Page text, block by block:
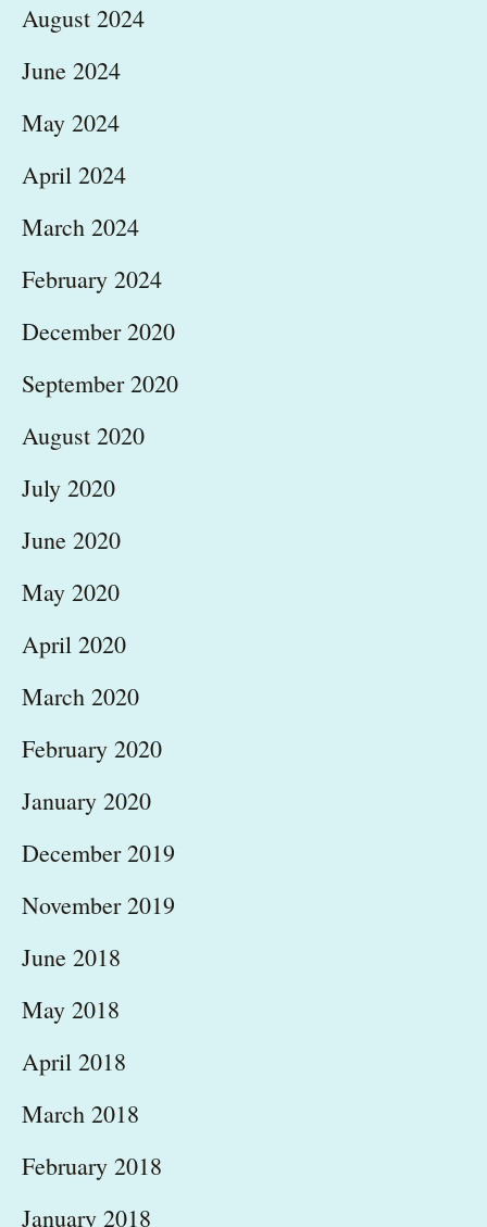
August 2024
June 2024
May 2024
April 2024
March 2024
February 2024
December 2020
September 2020
August 2020
July 2020
June 2020
May 2020
April 2020
March 2020
February 2020
January 2020
December 2019
November 2019
June 2018
May 2018
April 2018
March 2018
February 2018
January 2018